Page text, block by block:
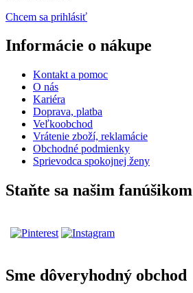
Chcem sa prihlásiť
Informácie o nákupe
Kontakt a pomoc
O nás
Kariéra
Doprava, platba
Veľkoobchod
Vrátenie zboží, reklamácie
Obchodné podmienky
Sprievodca spokojnej ženy
Staňte sa našim fanúšikom
Sme dôveryhodný obchod